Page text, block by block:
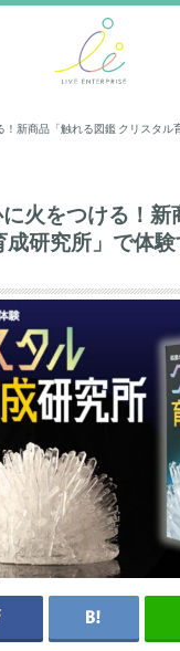
新商品「触れる図鑑 クリスタル
火をつける！新
成研究所」で体